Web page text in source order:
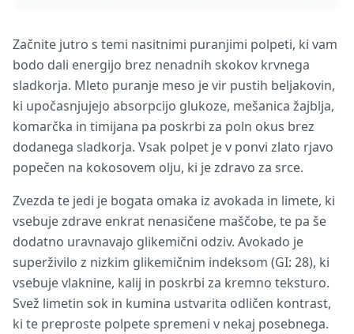
Začnite jutro s temi nasitnimi puranjimi polpeti, ki vam
bodo dali energijo brez nenadnih skokov krvnega
sladkorja. Mleto puranje meso je vir pustih beljakovin,
ki upočasnjujejo absorpcijo glukoze, mešanica žajblja,
komarčka in timijana pa poskrbi za poln okus brez
dodanega sladkorja. Vsak polpet je v ponvi zlato rjavo
popečen na kokosovem olju, ki je zdravo za srce.
Zvezda te jedi je bogata omaka iz avokada in limete, ki
vsebuje zdrave enkrat nenasičene maščobe, te pa še
dodatno uravnavajo glikemični odziv. Avokado je
superživilo z nizkim glikemičnim indeksom (GI: 28), ki
vsebuje vlaknine, kalij in poskrbi za kremno teksturo.
Svež limetin sok in kumina ustvarita odličen kontrast,
ki te preproste polpete spremeni v nekaj posebnega.